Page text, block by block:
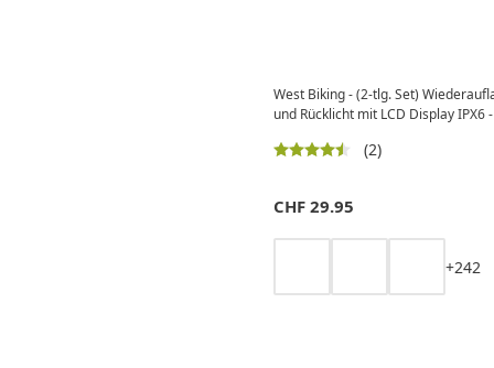
West Biking - (2-tlg. Set)
und Rücklicht mit LCD Display IPX6
(2)
CHF 29.95
+242